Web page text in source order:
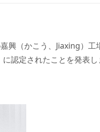
興（かこう、Jiaxing）工
認定されたことを発表し